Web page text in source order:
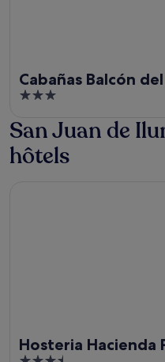
Cabañas Balcón
3
of
5
San Juan de
hôtels
Hosteria Hacienda